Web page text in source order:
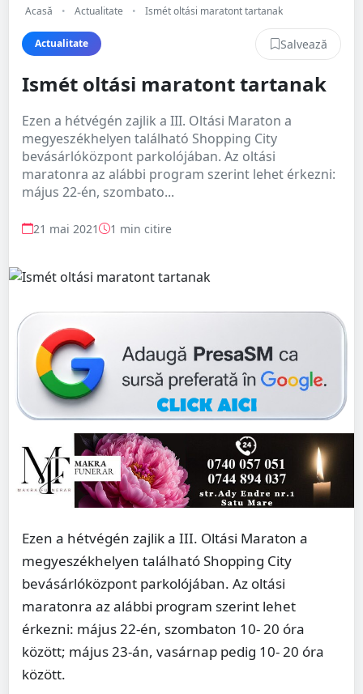
Acasă • Actualitate • Ismét oltási maratont tartanak
Actualitate Salvează
Ismét oltási maratont tartanak
Ezen a hétvégén zajlik a III. Oltási Maraton a
megyeszékhelyen található Shopping City
bevásárlóközpont parkolójában. Az oltási
maratonra az alábbi program szerint lehet érkezni:
május 22-én, szombato...
21 mai 2021 1 min citire
Ezen a hétvégén zajlik a III. Oltási Maraton a
megyeszékhelyen található Shopping City
bevásárlóközpont parkolójában. Az oltási
maratonra az alábbi program szerint lehet
érkezni: május 22-én, szombaton 10- 20 óra
között; május 23-án, vasárnap pedig 10- 20 óra
között.